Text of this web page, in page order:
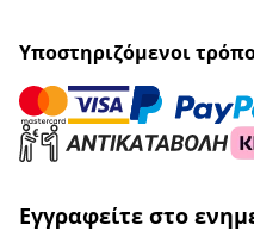
Υποστηριζόμενοι
Εγγραφείτε στο